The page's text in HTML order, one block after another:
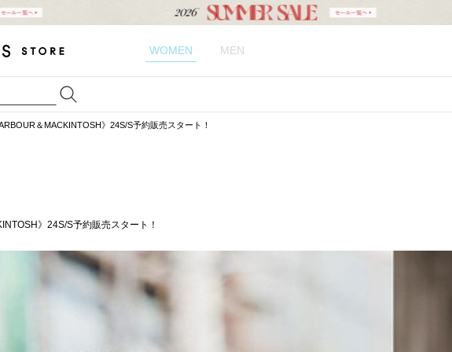
WOMEN MEN
＆MACKINTOSH》24S/S予約販売スタート！
》24S/S予約販売スタート！